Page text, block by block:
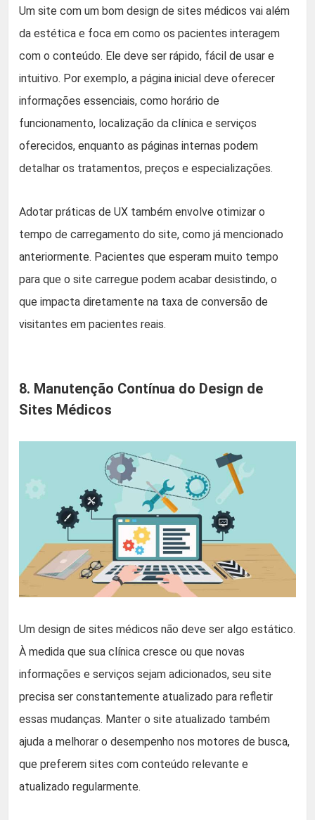
Um site com um bom design de sites médicos vai além
da estética e foca em como os pacientes interagem
com o conteúdo. Ele deve ser rápido, fácil de usar e
intuitivo. Por exemplo, a página inicial deve oferecer
informações essenciais, como horário de
funcionamento, localização da clínica e serviços
oferecidos, enquanto as páginas internas podem
detalhar os tratamentos, preços e especializações.
Adotar práticas de UX também envolve otimizar o
tempo de carregamento do site, como já mencionado
anteriormente. Pacientes que esperam muito tempo
para que o site carregue podem acabar desistindo, o
que impacta diretamente na taxa de conversão de
visitantes em pacientes reais.
8. Manutenção Contínua do Design de
Sites Médicos
Um design de sites médicos não deve ser algo estático.
À medida que sua clínica cresce ou que novas
informações e serviços sejam adicionados, seu site
precisa ser constantemente atualizado para refletir
essas mudanças. Manter o site atualizado também
ajuda a melhorar o desempenho nos motores de busca,
que preferem sites com conteúdo relevante e
atualizado regularmente.